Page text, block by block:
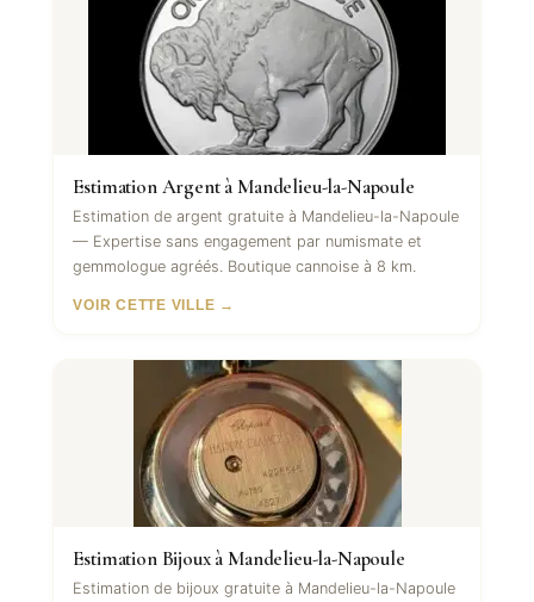
Estimation Argent à Mandelieu-la-Napoule
Estimation de argent gratuite à Mandelieu-la-Napoule
— Expertise sans engagement par numismate et
gemmologue agréés. Boutique cannoise à 8 km.
VOIR CETTE VILLE →
Estimation Bijoux à Mandelieu-la-Napoule
Estimation de bijoux gratuite à Mandelieu-la-Napoule